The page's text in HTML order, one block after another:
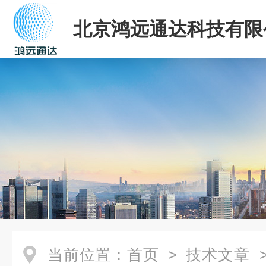
北京鸿远通达科技有
当前位置： 首页 > 技术文章